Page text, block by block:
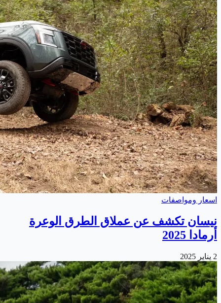
اسعار ومواصفات
نيسان تكشف عن عملاق الطرق الوعرة
أرمادا 2025
2 يناير 2025